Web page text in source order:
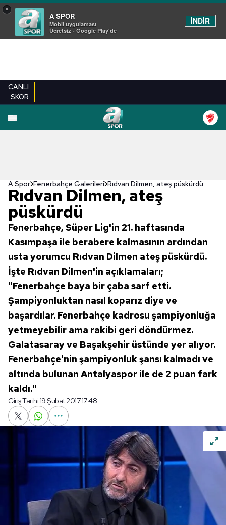
×
A SPOR
Mobil uygulaması
Ücretsiz - Google Play'de
İNDİR
CANLI
SKOR
EN YENILER
A Spor Fenerbahçe Galerileri Rıdvan Dilmen, ateş püskürdü
Rıdvan Dilmen, ateş
püskürdü
Fenerbahçe, Süper Lig'in 21. haftasında
Kasımpaşa ile berabere kalmasının ardından
usta yorumcu Rıdvan Dilmen ateş püskürdü.
İşte Rıdvan Dilmen'in açıklamaları;
"Fenerbahçe baya bir çaba sarf etti.
Şampiyonluktan nasıl koparız diye ve
başardılar. Fenerbahçe kadrosu şampiyonluğa
yetmeyebilir ama rakibi geri döndürmez.
Galatasaray ve Başakşehir üstünde yer alıyor.
Fenerbahçe'nin şampiyonluk şansı kalmadı ve
altında bulunan Antalyaspor ile de 2 puan fark
kaldı."
Giriş Tarihi:19 Şubat 2017 17:48